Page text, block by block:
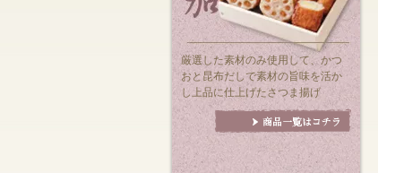
厳選した素材のみ使用して、かつ
おと昆布だしで素材の旨味を活か
し上品に仕上げたさつま揚げ